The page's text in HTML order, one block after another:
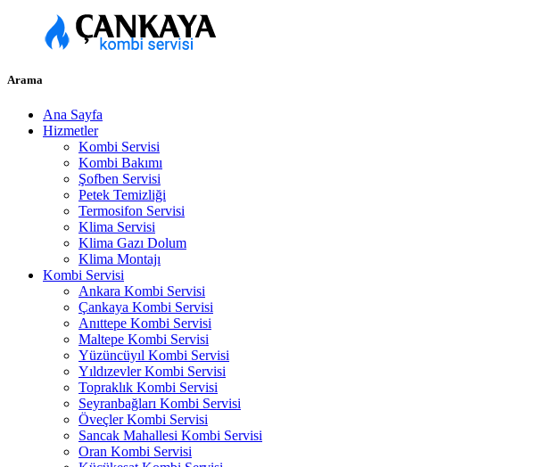
Arama
Ana Sayfa
Hizmetler
Kombi Servisi
Kombi Bakımı
Şofben Servisi
Petek Temizliği
Termosifon Servisi
Klima Servisi
Klima Gazı Dolum
Klima Montajı
Kombi Servisi
Ankara Kombi Servisi
Çankaya Kombi Servisi
Anıttepe Kombi Servisi
Maltepe Kombi Servisi
Yüzüncüyıl Kombi Servisi
Yıldızevler Kombi Servisi
Topraklık Kombi Servisi
Seyranbağları Kombi Servisi
Öveçler Kombi Servisi
Sancak Mahallesi Kombi Servisi
Oran Kombi Servisi